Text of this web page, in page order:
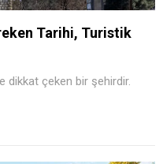
Tarihi, Turistik
dikkat çeken bir şehirdir.